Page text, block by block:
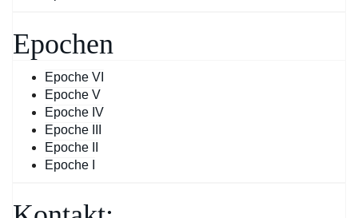
Epochen
Epoche VI
Epoche V
Epoche IV
Epoche III
Epoche II
Epoche I